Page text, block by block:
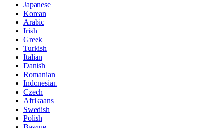
Japanese
Korean
Arabic
Irish
Greek
Turkish
Italian
Danish
Romanian
Indonesian
Czech
Afrikaans
Swedish
Polish